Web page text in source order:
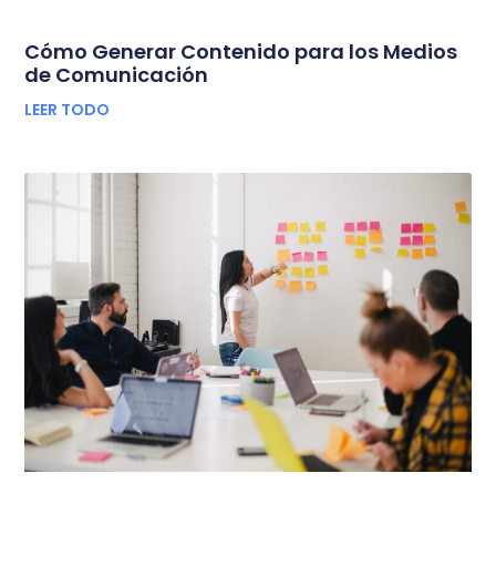
Cómo Generar Contenido para los Medios
de Comunicación
LEER TODO